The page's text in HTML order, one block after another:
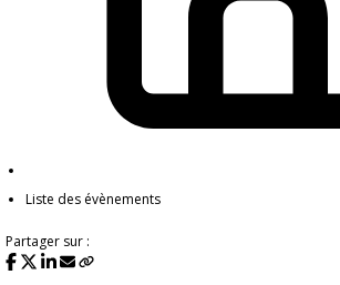
Liste des évènements
Partager sur :